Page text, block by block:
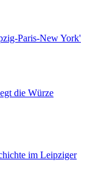
Paris-New York'
die Würze